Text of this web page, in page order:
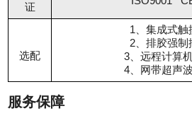
证
选配
1、集成式触
2、排胶强制
3、远程计算
4、网带超声
服务保障